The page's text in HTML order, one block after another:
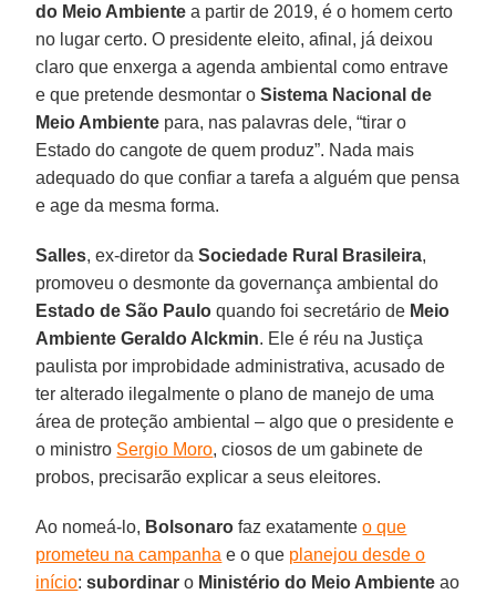
do Meio Ambiente a partir de 2019, é o homem certo
no lugar certo. O presidente eleito, afinal, já deixou
claro que enxerga a agenda ambiental como entrave
e que pretende desmontar oSistema Nacional de
Meio Ambiente para, nas palavras dele, “tirar o
Estado do cangote de quem produz”. Nada mais
adequado do que confiar a tarefa a alguém que pensa
e age da mesma forma.
Salles, ex-diretor daSociedade Rural Brasileira,
promoveu o desmonte da governança ambiental do
Estado de São Paulo quando foi secretário de Meio
Ambiente Geraldo Alckmin. Ele é réu na Justiça
paulista por improbidade administrativa, acusado de
ter alterado ilegalmente o plano de manejo de uma
área de proteção ambiental – algo que o presidente e
o ministro Sergio Moro, ciosos de um gabinete de
probos, precisarão explicar a seus eleitores.
Ao nomeá-lo, Bolsonaro faz exatamenteo que
prometeu na campanha e o que planejou desde o
início:subordinar o Ministério do Meio Ambienteao